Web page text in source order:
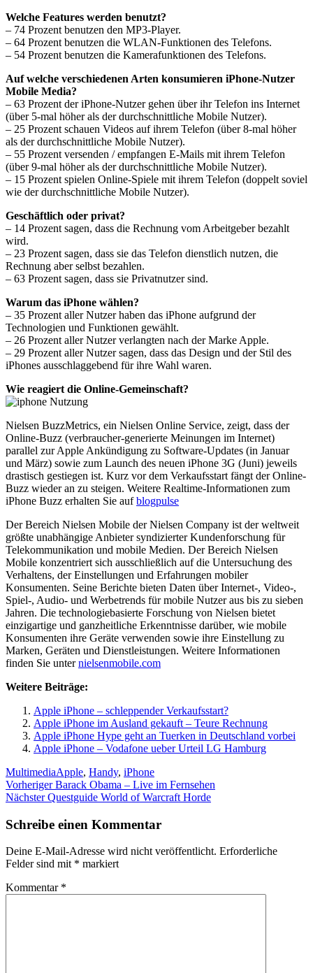
Welche Features werden benutzt?
– 74 Prozent benutzen den MP3-Player.
– 64 Prozent benutzen die WLAN-Funktionen des Telefons.
– 54 Prozent benutzen die Kamerafunktionen des Telefons.
Auf welche verschiedenen Arten konsumieren iPhone-Nutzer
Mobile Media?
– 63 Prozent der iPhone-Nutzer gehen über ihr Telefon ins Internet
(über 5-mal höher als der durchschnittliche Mobile Nutzer).
– 25 Prozent schauen Videos auf ihrem Telefon (über 8-mal höher
als der durchschnittliche Mobile Nutzer).
– 55 Prozent versenden / empfangen E-Mails mit ihrem Telefon
(über 9-mal höher als der durchschnittliche Mobile Nutzer).
– 15 Prozent spielen Online-Spiele mit ihrem Telefon (doppelt soviel
wie der durchschnittliche Mobile Nutzer).
Geschäftlich oder privat?
– 14 Prozent sagen, dass die Rechnung vom Arbeitgeber bezahlt
wird.
– 23 Prozent sagen, dass sie das Telefon dienstlich nutzen, die
Rechnung aber selbst bezahlen.
– 63 Prozent sagen, dass sie Privatnutzer sind.
Warum das iPhone wählen?
– 35 Prozent aller Nutzer haben das iPhone aufgrund der
Technologien und Funktionen gewählt.
– 26 Prozent aller Nutzer verlangten nach der Marke Apple.
– 29 Prozent aller Nutzer sagen, dass das Design und der Stil des
iPhones ausschlaggebend für ihre Wahl waren.
Wie reagiert die Online-Gemeinschaft?
Nielsen BuzzMetrics, ein Nielsen Online Service, zeigt, dass der
Online-Buzz (verbraucher-generierte Meinungen im Internet)
parallel zur Apple Ankündigung zu Software-Updates (in Januar
und März) sowie zum Launch des neuen iPhone 3G (Juni) jeweils
drastisch gestiegen ist. Kurz vor dem Verkaufsstart fängt der Online-
Buzz wieder an zu steigen. Weitere Realtime-Informationen zum
iPhone Buzz erhalten Sie aufblogpulse
Der Bereich Nielsen Mobile der Nielsen Company ist der weltweit
größte unabhängige Anbieter syndizierter Kundenforschung für
Telekommunikation und mobile Medien. Der Bereich Nielsen
Mobile konzentriert sich ausschließlich auf die Untersuchung des
Verhaltens, der Einstellungen und Erfahrungen mobiler
Konsumenten. Seine Berichte bieten Daten über Internet-, Video-,
Spiel-, Audio- und Werbetrends für mobile Nutzer aus bis zu sieben
Jahren. Die technologiebasierte Forschung von Nielsen bietet
einzigartige und ganzheitliche Erkenntnisse darüber, wie mobile
Konsumenten ihre Geräte verwenden sowie ihre Einstellung zu
Marken, Geräten und Dienstleistungen. Weitere Informationen
finden Sie unternielsenmobile.com
Weitere Beiträge:
Apple iPhone – schleppender Verkaufsstart?
Apple iPhone im Ausland gekauft – Teure Rechnung
Apple iPhone Hype geht an Tuerken in Deutschland vorbei
Apple iPhone – Vodafone ueber Urteil LG Hamburg
Kategorien
MultimediaSchlagwörter
Apple, Handy, iPhone
Beitragsnavigation
VorherigerVorheriger
Beitrag:
Barack Obama – Live im Fernsehen
NächsterNächster
Questguide World of Warcraft Horde
Schreibe einen Kommentar
Deine E-Mail-Adresse wird nicht veröffentlicht. Erforderliche
Felder sind mit * markiert
Kommentar *